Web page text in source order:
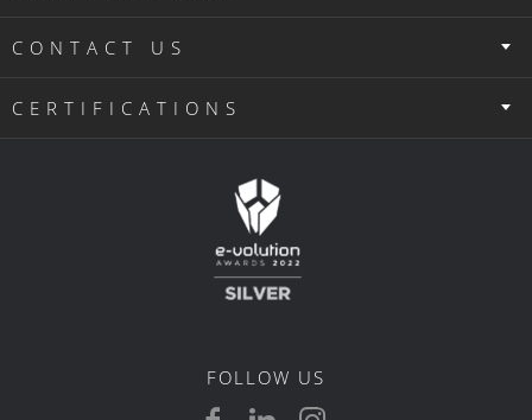
CONTACT US
CERTIFICATIONS
FOLLOW US